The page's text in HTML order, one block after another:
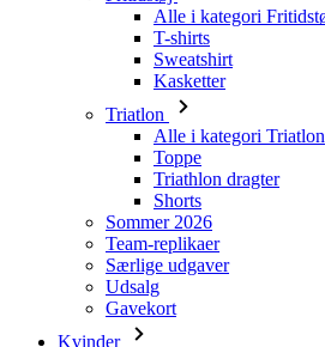
Triatlon
Alle i kategori Triatlon
Toppe
Triathlon dragter
Shorts
Sommer 2026
Team-replikaer
Særlige udgaver
Udsalg
Gavekort
Kvinder
Alle i kategori Kvinder
Cykling
Alle i kategori Cykling